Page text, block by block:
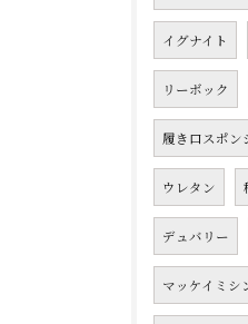
イグナイト
リーボック
履き口スポン
ウレタン
デュバリー
マッケイミシ